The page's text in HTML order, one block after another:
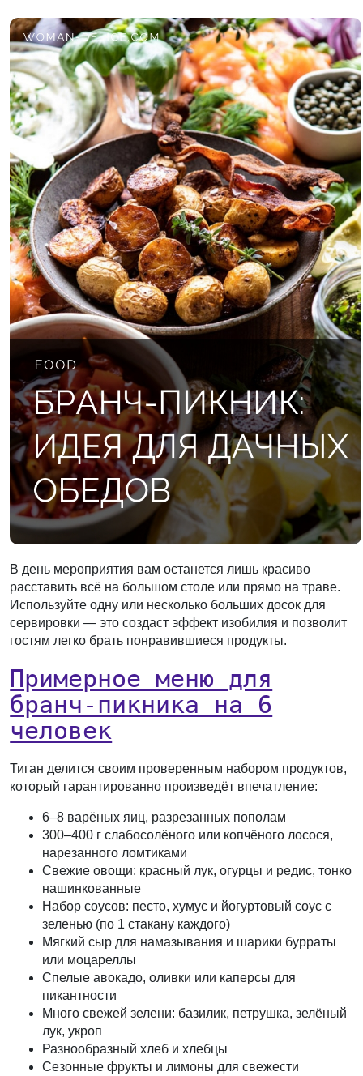
В день мероприятия вам останется лишь красиво
расставить всё на большом столе или прямо на траве.
Используйте одну или несколько больших досок для
сервировки — это создаст эффект изобилия и позволит
гостям легко брать понравившиеся продукты.
Примерное меню для
бранч-пикника на 6
человек
Тиган делится своим проверенным набором продуктов,
который гарантированно произведёт впечатление:
6–8 варёных яиц, разрезанных пополам
300–400 г слабосолёного или копчёного лосося,
нарезанного ломтиками
Свежие овощи: красный лук, огурцы и редис, тонко
нашинкованные
Набор соусов: песто, хумус и йогуртовый соус с
зеленью (по 1 стакану каждого)
Мягкий сыр для намазывания и шарики бурраты
или моцареллы
Спелые авокадо, оливки или каперсы для
пикантности
Много свежей зелени: базилик, петрушка, зелёный
лук, укроп
Разнообразный хлеб и хлебцы
Сезонные фрукты и лимоны для свежести